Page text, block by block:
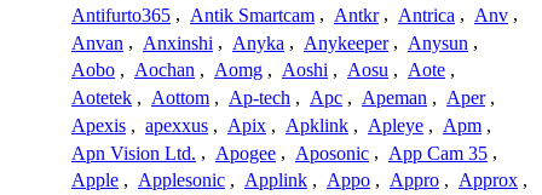
Antifurto365 , Antik Smartcam , Antkr , Antrica , Anv ,
Anvan , Anxinshi , Anyka , Anykeeper , Anysun ,
Aobo , Aochan , Aomg , Aoshi , Aosu , Aote ,
Aotetek , Aottom , Ap-tech , Apc , Apeman , Aper ,
Apexis , apexxus , Apix , Apklink , Apleye , Apm ,
Apn Vision Ltd. , Apogee , Aposonic , App Cam 35 ,
Apple , Applesonic , Applink , Appo , Appro , Approx ,